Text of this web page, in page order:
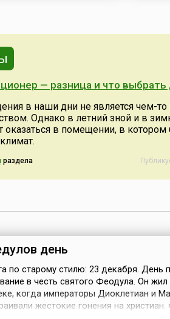
расположенном в
части Индии на
в ноябре 1675 года в
отца Гуру Теха
(Guru Tegh
10-й Гуру покинул
ми...
пьют.
по 17
— разница и что
в наши дни не является чем-
Однако в летний зной и в
в помещении, в котором
раздела
день
по старому стилю: 23 декабря. День
в честь святого Феодула. Он
когда императоры Диоклетиан и
жестокие гонения на